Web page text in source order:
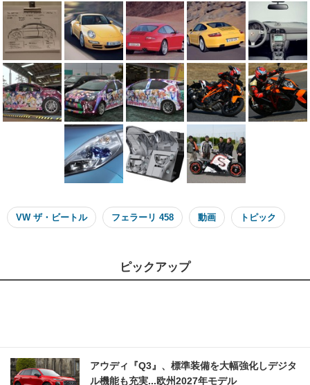
VW ザ・ビートル フェラーリ 458 動画 トピック
ピックアップ
アウディ『Q3』、標準装備を大幅強化しデジタ
ル機能も充実...欧州2027年モデル